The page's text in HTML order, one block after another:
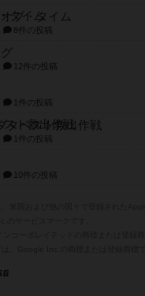
ブ・タイム
8件の投稿
12件の投稿
1件の投稿
タペスト救出作戦
1件の投稿
10件の投稿